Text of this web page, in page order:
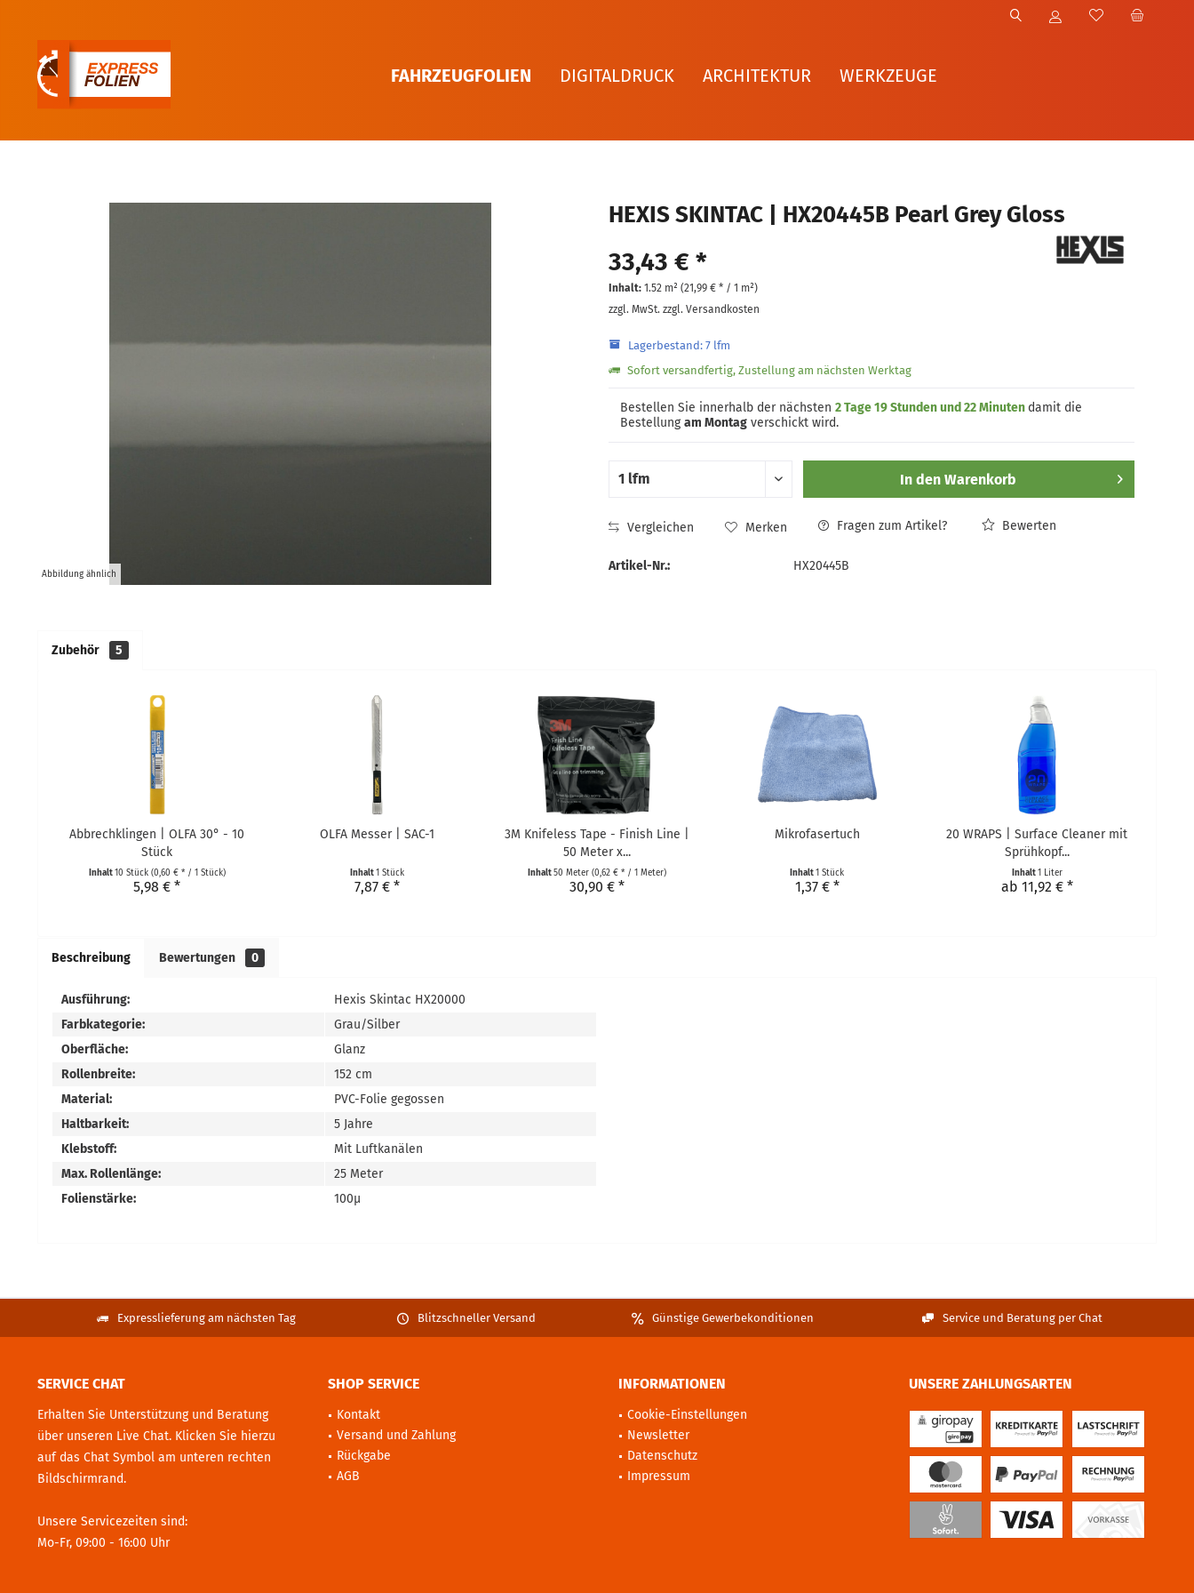
FAHRZEUGFOLIEN DIGITALDRUCK ARCHITEKTUR WERKZEUGE
Abbildung ähnlich
HEXIS SKINTAC | HX20445B Pearl Grey Gloss
33,43 € *
Inhalt: 1.52 m² (21,99 €* / 1 m²)
zzgl. MwSt. zzgl. Versandkosten
Lagerbestand: 7 lfm
Sofort versandfertig, Zustellung am nächsten Werktag
Bestellen Sie innerhalb der nächsten 2 Tage 19 Stunden und 22 Minuten damit die
Bestellungam Montagverschickt wird.
In den Warenkorb
Vergleichen Merken Fragen zum Artikel? Bewerten
Artikel-Nr.: HX20445B
Zubehör 5
Abbrechklingen | OLFA 30° - 10
Stück
Inhalt10 Stück (0,60 € * / 1 Stück)
5,98 € *
OLFA Messer | SAC-1
Inhalt1 Stück
7,87 € *
3M Knifeless Tape - Finish Line |
50 Meter x...
Inhalt50 Meter (0,62 € * / 1 Meter)
30,90 € *
Mikrofasertuch
Inhalt1 Stück
1,37 € *
20 WRAPS | Surface Cleaner mit
Sprühkopf...
Inhalt1 Liter
ab 11,92 € *
Beschreibung Bewertungen 0
Ausführung:
Hexis Skintac HX20000
Farbkategorie:
Grau/Silber
Oberfläche:
Glanz
Rollenbreite:
152 cm
Material:
PVC-Folie gegossen
Haltbarkeit:
5 Jahre
Klebstoff:
Mit Luftkanälen
Max. Rollenlänge:
25 Meter
Folienstärke:
100µ
Expresslieferung am nächsten Tag Blitzschneller Versand Günstige Gewerbekonditionen Service und Beratung per Chat
SERVICE CHAT
Erhalten Sie Unterstützung und Beratung
über unseren Live Chat. Klicken Sie hierzu
auf das Chat Symbol am unteren rechten
Bildschirmrand.
Unsere Servicezeiten sind:
Mo-Fr, 09:00 - 16:00 Uhr
SHOP SERVICE
Kontakt
Versand und Zahlung
Rückgabe
AGB
INFORMATIONEN
Cookie-Einstellungen
Newsletter
Datenschutz
Impressum
UNSERE ZAHLUNGSARTEN